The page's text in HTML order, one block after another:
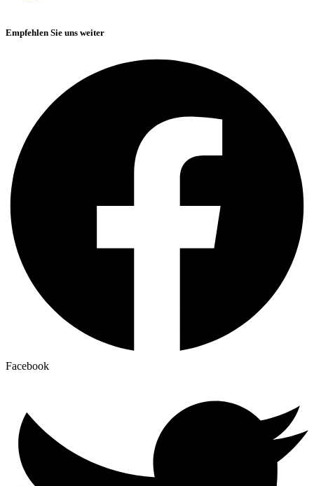
Empfehlen Sie uns weiter
Facebook